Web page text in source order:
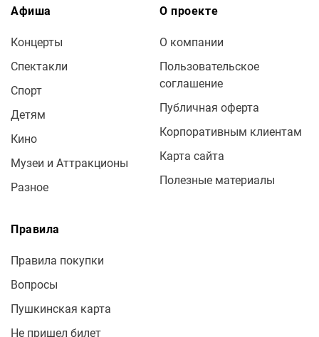
Афиша
Концерты
Спектакли
Спорт
Детям
Кино
Музеи и Аттракционы
Разное
О проекте
О компании
Пользовательское
соглашение
Публичная оферта
Корпоративным клиентам
Карта сайта
Полезные материалы
Правила
Правила покупки
Вопросы
Пушкинская карта
Не пришел билет